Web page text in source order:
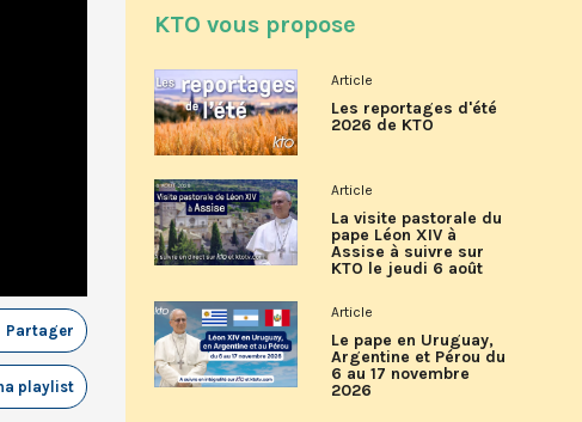
Partager
playlist
KTO vous propose
Article
Les reportages d'été
2026 de KTO
Article
La visite pastorale du
pape Léon XIV à
Assise à suivre sur
KTO le jeudi 6 août
Article
Le pape en Uruguay,
Argentine et Pérou du
6 au 17 novembre
2026